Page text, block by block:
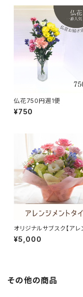
仏花750円週1便
¥750
オリジナルサブスク【アレ
ント5,000円×月2回】
¥5,000
その他の商品